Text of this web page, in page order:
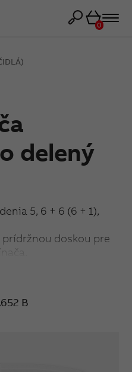
Košík
0
delený
5, 6 + 6 (6 + 1),
prídržnou doskou pre
B